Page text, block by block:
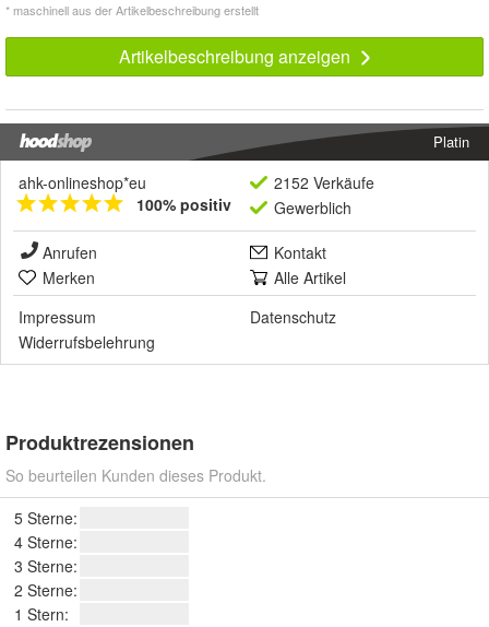
* maschinell aus der Artikelbeschreibung erstellt
Artikelbeschreibung anzeigen
Platin
ahk-onlineshop*eu
100% positiv
2152 Verkäufe
Gewerblich
Anrufen
Kontakt
Merken
Alle Artikel
Impressum
Datenschutz
Widerrufsbelehrung
Produktrezensionen
So beurteilen Kunden dieses Produkt.
5 Sterne:
4 Sterne:
3 Sterne:
2 Sterne:
1 Stern: